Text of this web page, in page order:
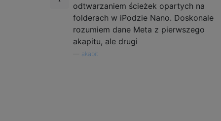
odtwarzaniem ścieżek opartych na
folderach w iPodzie Nano. Doskonale
rozumiem dane Meta z pierwszego
akapitu, ale drugi
akapit